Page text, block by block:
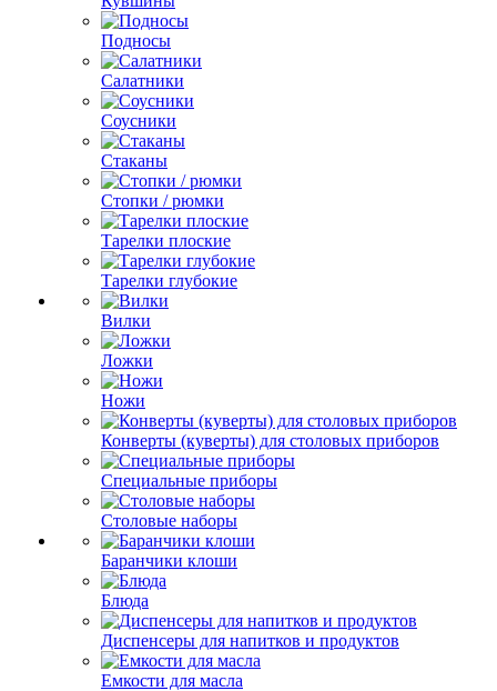
Подносы
Салатники
Соусники
Стаканы
Стопки / рюмки
Тарелки плоские
Тарелки глубокие
Вилки
Ложки
Ножи
Конверты (куверты) для столовых приборов
Специальные приборы
Столовые наборы
Баранчики клоши
Блюда
Диспенсеры для напитков и продуктов
Емкости для масла